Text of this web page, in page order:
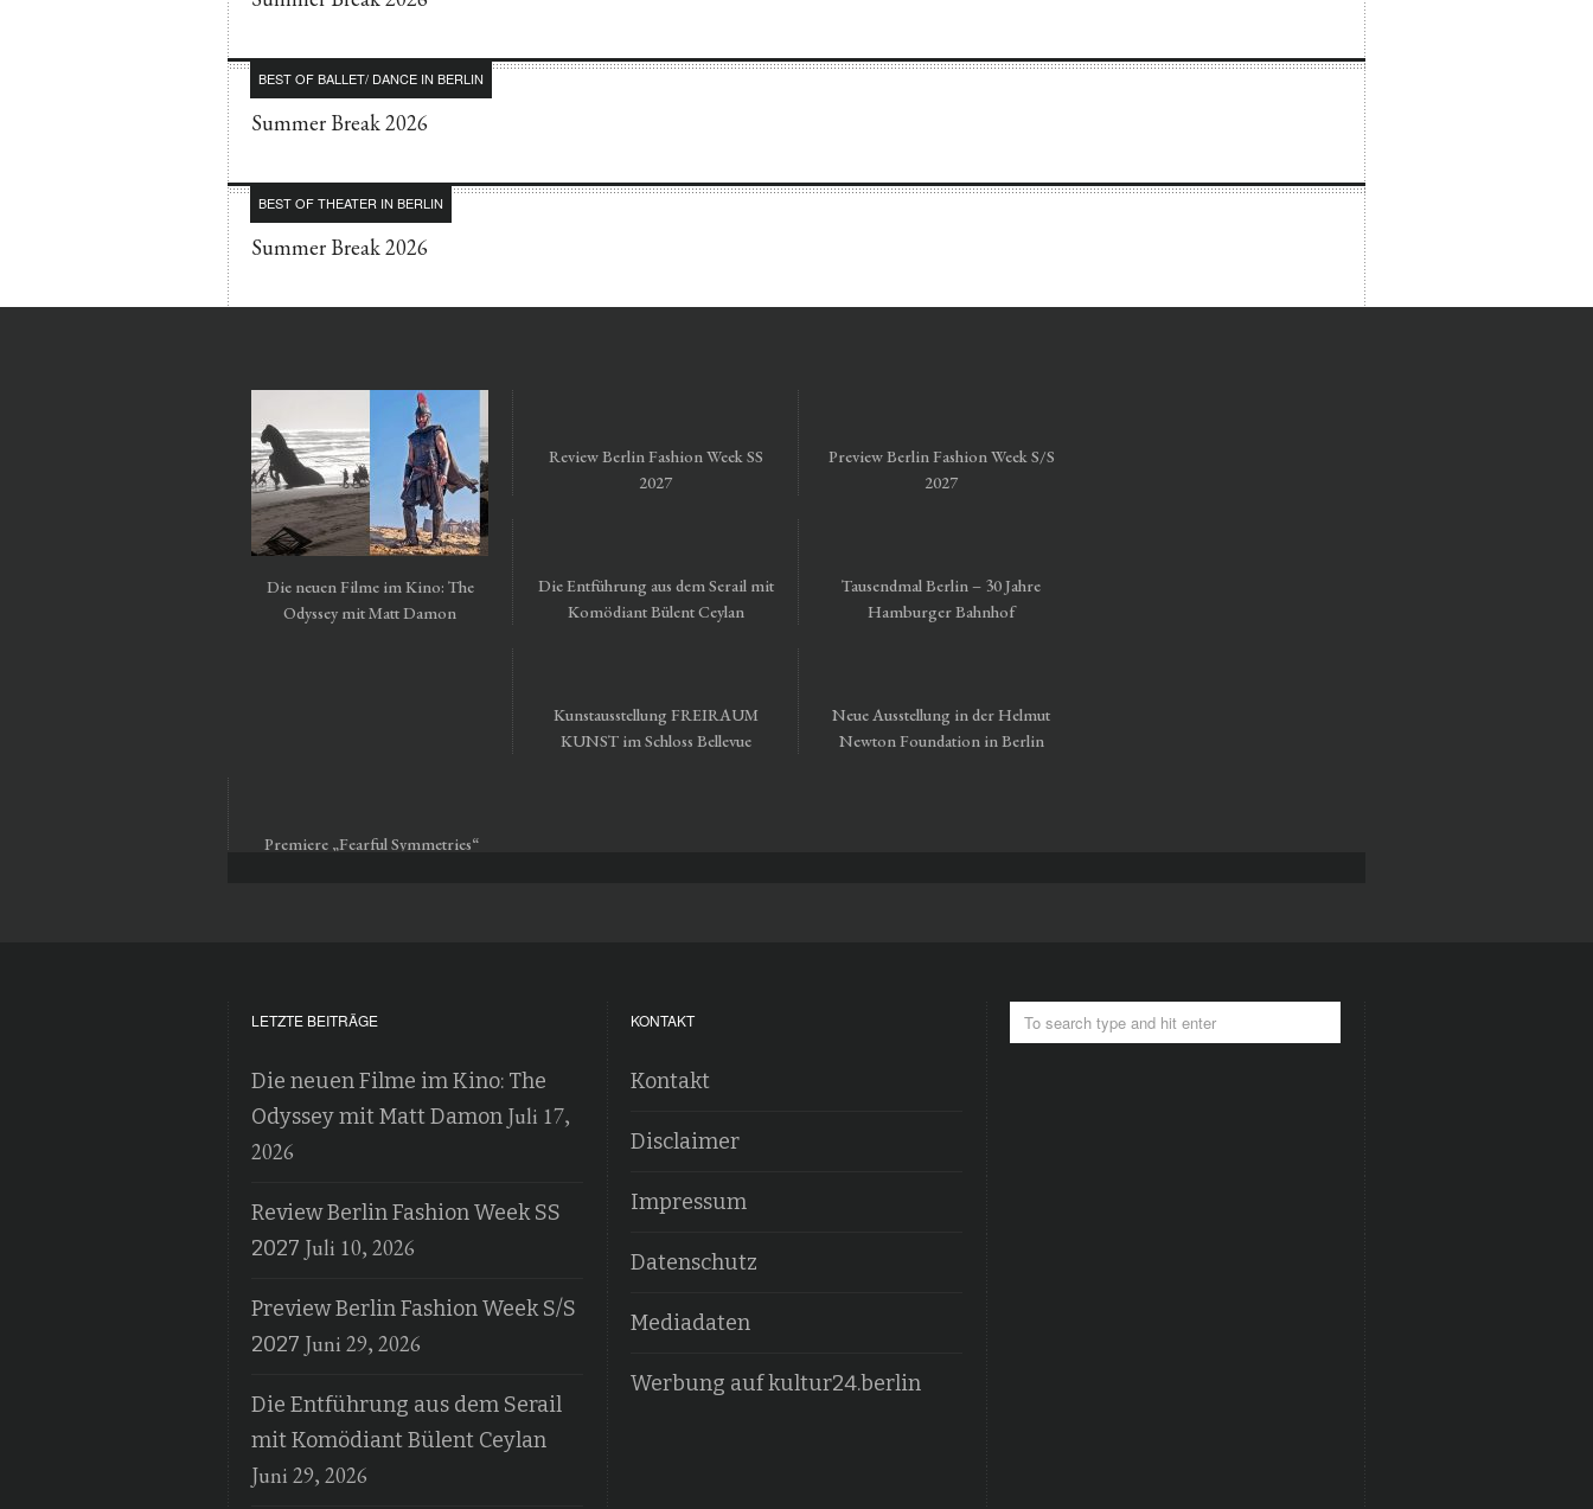
BEST OF BALLET/ DANCE IN BERLIN
Summer Break 2026
BEST OF THEATER IN BERLIN
Summer Break 2026
Die neuen Filme im Kino: The
Odyssey mit Matt Damon
Review Berlin Fashion Week SS
2027
Preview Berlin Fashion Week S/S
2027
Die Entführung aus dem Serail mit
Komödiant Bülent Ceylan
Tausendmal Berlin – 30 Jahre
Hamburger Bahnhof
Kunstausstellung FREIRAUM
KUNST im Schloss Bellevue
Neue Ausstellung in der Helmut
Newton Foundation in Berlin
Premiere „Fearful Symmetries“
LETZTE BEITRÄGE
Die neuen Filme im Kino: The
Odyssey mit Matt Damon Juli 17,
2026
Review Berlin Fashion Week SS
2027 Juli 10, 2026
Preview Berlin Fashion Week S/S
2027 Juni 29, 2026
Die Entführung aus dem Serail
mit Komödiant Bülent Ceylan
Juni 29, 2026
KONTAKT
Kontakt
Disclaimer
Impressum
Datenschutz
Mediadaten
Werbung auf kultur24.berlin